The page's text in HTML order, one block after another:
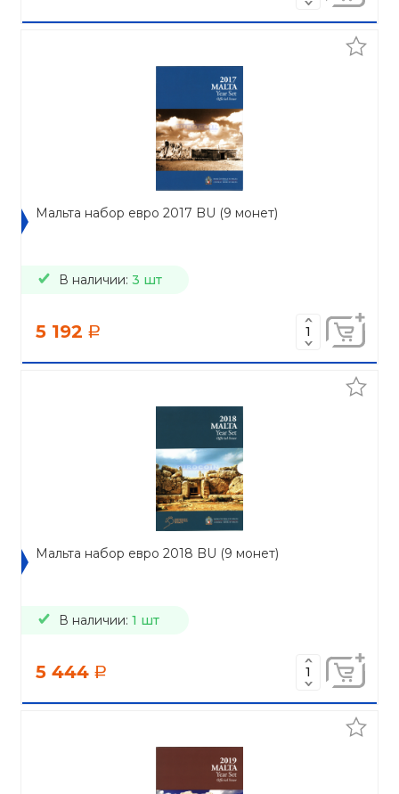
Мальта набор евро 2017 BU (9 монет)
В наличии: 3 шт
5 192 a
Мальта набор евро 2018 BU (9 монет)
В наличии: 1 шт
5 444 a